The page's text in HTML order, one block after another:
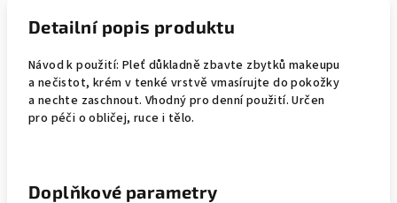
Detailní popis produktu
Návod k použití: Pleť důkladně zbavte zbytků makeupu
a nečistot, krém v tenké vrstvě vmasírujte do pokožky
a nechte zaschnout. Vhodný pro denní použití. Určen
pro péči o obličej, ruce i tělo.
Doplňkové parametry